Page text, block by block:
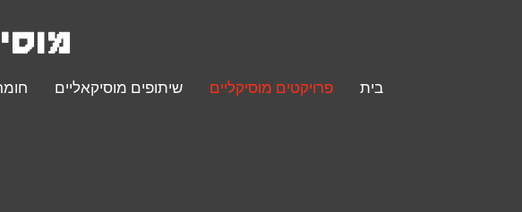
בית פרויקטים מוסיקליים שיתופים מוסיקאליים